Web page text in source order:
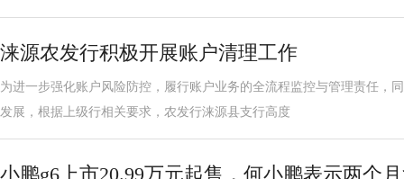
涞源农发行积极开展账户清理工作
为进一步强化账户风险防控，履行账户业务的全流程监控与管理责任，
发展，根据上级行相关要求，农发行涞源县支行高度
小鹏g6上市20.99万元起售，何小鹏表示两个